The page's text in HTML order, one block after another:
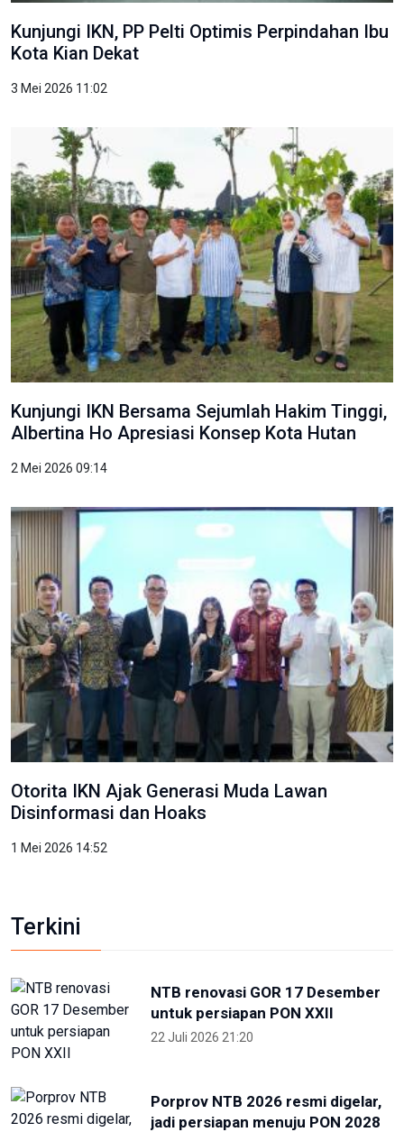
Kunjungi IKN, PP Pelti Optimis Perpindahan Ibu
Kota Kian Dekat
3 Mei 2026 11:02
Kunjungi IKN Bersama Sejumlah Hakim Tinggi,
Albertina Ho Apresiasi Konsep Kota Hutan
2 Mei 2026 09:14
Otorita IKN Ajak Generasi Muda Lawan
Disinformasi dan Hoaks
1 Mei 2026 14:52
Terkini
NTB renovasi GOR 17 Desember
untuk persiapan PON XXII
22 Juli 2026 21:20
Porprov NTB 2026 resmi digelar,
jadi persiapan menuju PON 2028